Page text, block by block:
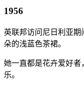
1956
英联邦访问尼日利亚
朵的浅蓝色茶裙。
她一直都是花卉爱好
乐。